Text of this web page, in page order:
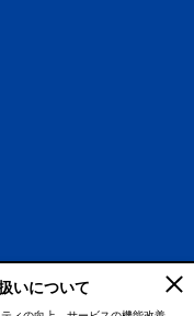
いについて